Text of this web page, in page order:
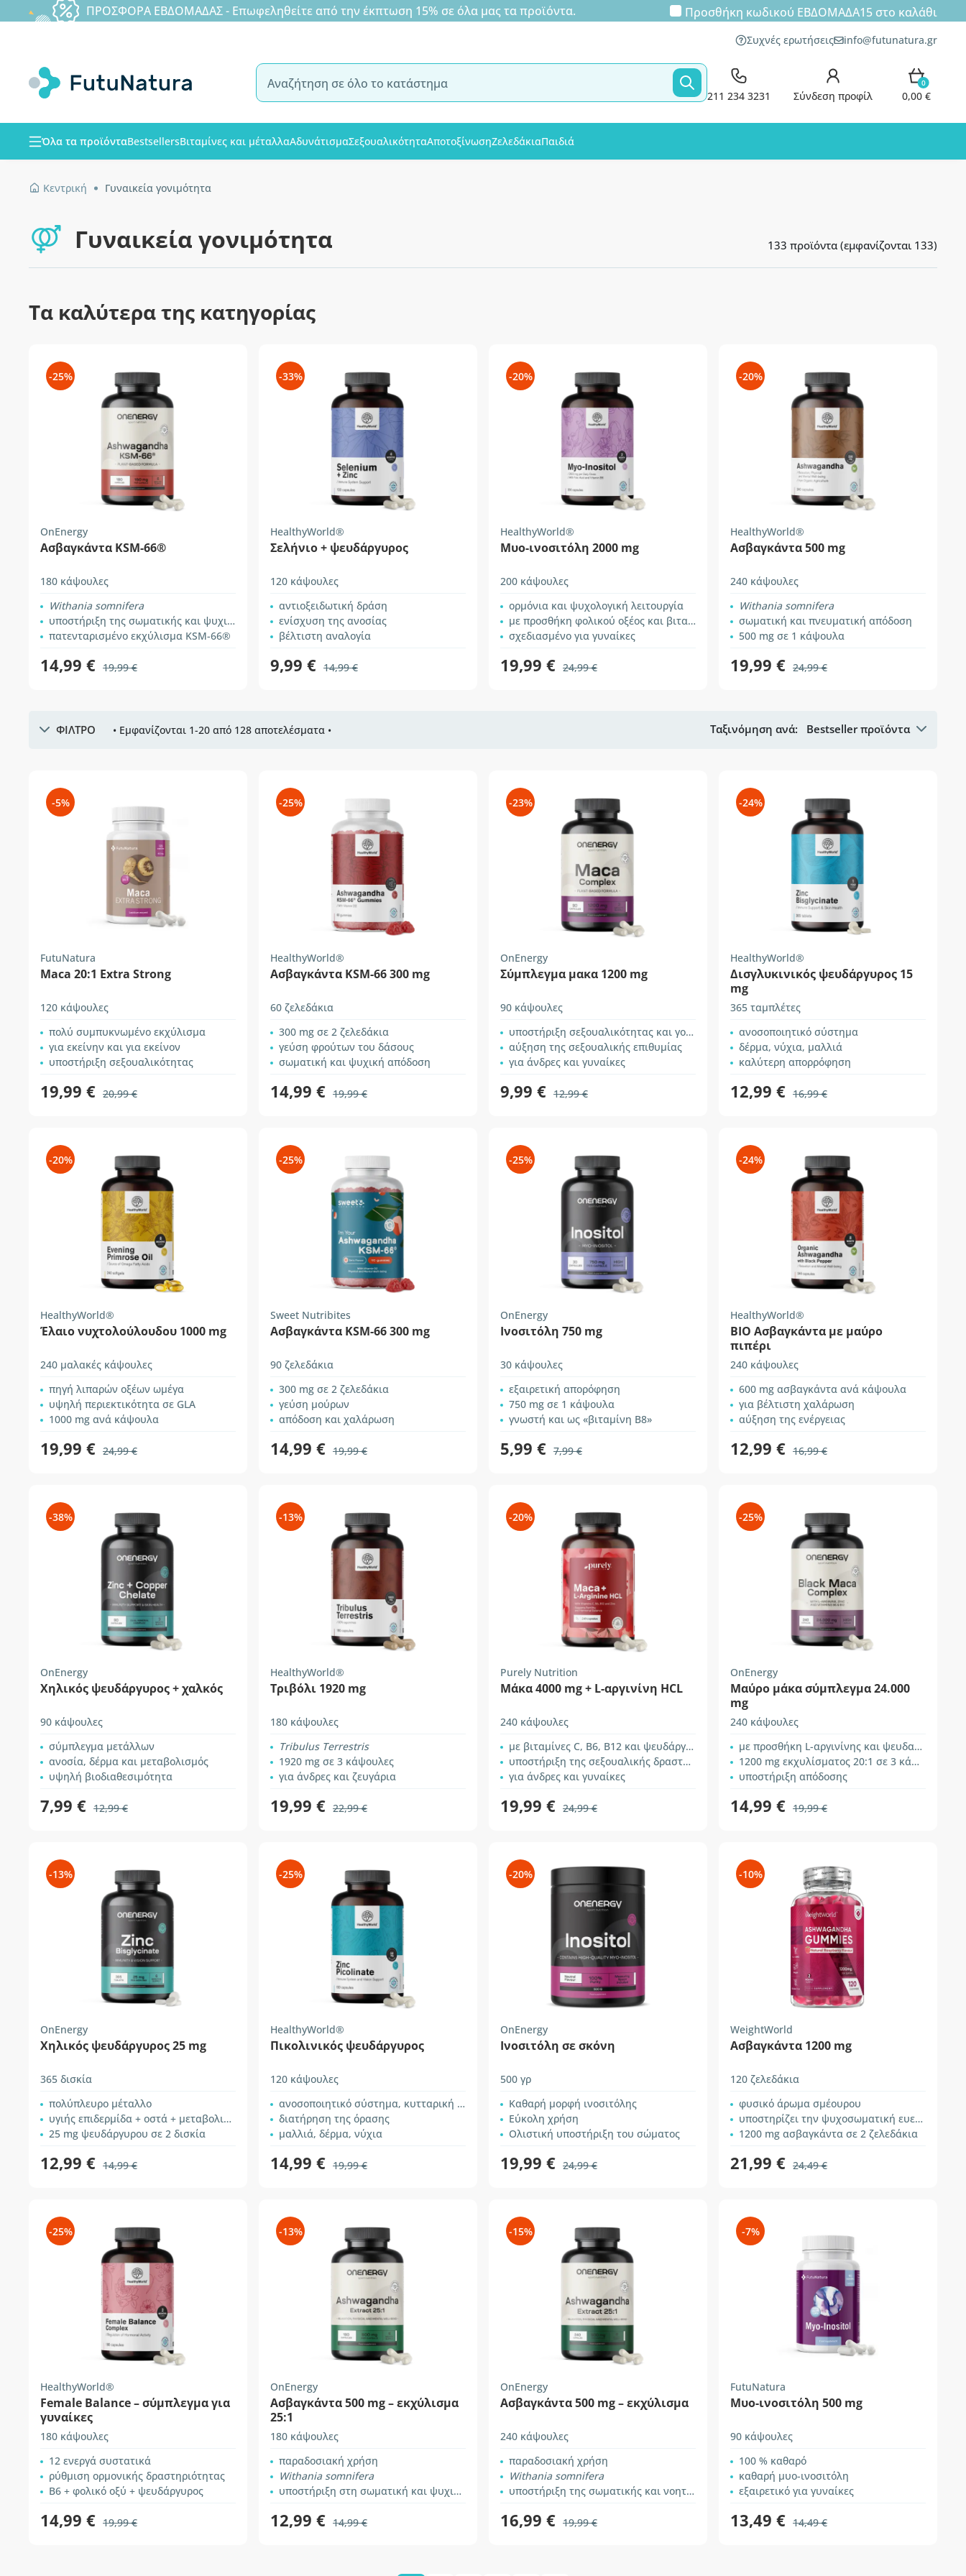
ΠΡΟΣΦΟΡΑ ΕΒΔΟΜΑΔΑΣ - Επωφεληθείτε από την έκπτωση 15% σε όλα μας τα προϊόντα. Προσθήκη κωδικού ΕΒΔΟΜΑΔΑ15στο καλάθι
Συχνές ερωτήσεις info@futunatura.gr
211 234 3231 Σύνδεση προφίλ
0
0,00 €
Όλα τα προϊόνταBestsellersΒιταμίνες και μέταλλαΑδυνάτισμαΣεξουαλικότηταΑποτοξίνωσηΖελεδάκιαΠαιδιά
Κεντρική Γυναικεία γονιμότητα
Γυναικεία γονιμότητα 133 προϊόντα (εμφανίζονται 133)
Τα καλύτερα της κατηγορίας
-25%
OnEnergy
Ασβαγκάντα KSM-66®
180 κάψουλες
Withania somnifera
υποστήριξη της σωματικής και ψυχικής απόδοσης
πατενταρισμένο εκχύλισμα KSM-66®
14,99 € 19,99 €
-33%
HealthyWorld®
Σελήνιο + ψευδάργυρος
120 κάψουλες
αντιοξειδωτική δράση
ενίσχυση της ανοσίας
βέλτιστη αναλογία
9,99 € 14,99 €
-20%
HealthyWorld®
Mυο-ινοσιτόλη 2000 mg
200 κάψουλες
ορμόνια και ψυχολογική λειτουργία
με προσθήκη φολικού οξέος και βιταμίνης Β6
σχεδιασμένο για γυναίκες
19,99 € 24,99 €
-20%
HealthyWorld®
Ασβαγκάντα 500 mg
240 κάψουλες
Withania somnifera
σωματική και πνευματική απόδοση
500 mg σε 1 κάψουλα
19,99 € 24,99 €
ΦΙΛΤΡΟ • Εμφανίζονται 1-20 από 128 αποτελέσματα • Ταξινόμηση ανά: Bestseller προϊόντα
-5%
FutuNatura
Maca 20:1 Extra Strong
120 κάψουλες
πολύ συμπυκνωμένο εκχύλισμα
για εκείνην και για εκείνον
υποστήριξη σεξουαλικότητας
19,99 € 20,99 €
-25%
HealthyWorld®
Ασβαγκάντα KSM-66 300 mg
60 ζελεδάκια
300 mg σε 2 ζελεδάκια
γεύση φρούτων του δάσους
σωματική και ψυχική απόδοση
14,99 € 19,99 €
-23%
OnEnergy
Σύμπλεγμα μακα 1200 mg
90 κάψουλες
υποστήριξη σεξουαλικότητας και γονιμότητας
αύξηση της σεξουαλικής επιθυμίας
για άνδρες και γυναίκες
9,99 € 12,99 €
-24%
HealthyWorld®
Δισγλυκινικός ψευδάργυρος 15
mg
365 ταμπλέτες
ανοσοποιητικό σύστημα
δέρμα, νύχια, μαλλιά
καλύτερη απορρόφηση
12,99 € 16,99 €
-20%
HealthyWorld®
Έλαιο νυχτολούλουδου 1000 mg
240 μαλακές κάψουλες
πηγή λιπαρών οξέων ωμέγα
υψηλή περιεκτικότητα σε GLA
1000 mg ανά κάψουλα
19,99 € 24,99 €
-25%
Sweet Nutribites
Ασβαγκάντα KSM-66 300 mg
90 ζελεδάκια
300 mg σε 2 ζελεδάκια
γεύση μούρων
απόδοση και χαλάρωση
14,99 € 19,99 €
-25%
OnEnergy
Ινοσιτόλη 750 mg
30 κάψουλες
εξαιρετική απορόφηση
750 mg σε 1 κάψουλα
γνωστή και ως «βιταμίνη B8»
5,99 € 7,99 €
-24%
HealthyWorld®
BIO Ασβαγκάντα με μαύρο
πιπέρι
240 κάψουλες
600 mg ασβαγκάντα ανά κάψουλα
για βέλτιστη χαλάρωση
αύξηση της ενέργειας
12,99 € 16,99 €
-38%
OnEnergy
Χηλικός ψευδάργυρος + χαλκός
90 κάψουλες
σύμπλεγμα μετάλλων
ανοσία, δέρμα και μεταβολισμός
υψηλή βιοδιαθεσιμότητα
7,99 € 12,99 €
-13%
HealthyWorld®
Τριβόλι 1920 mg
180 κάψουλες
Tribulus Terrestris
1920 mg σε 3 κάψουλες
για άνδρες και ζευγάρια
19,99 € 22,99 €
-20%
Purely Nutrition
Μάκα 4000 mg + L-αργινίνη HCL
240 κάψουλες
με βιταμίνες C, B6, B12 και ψευδάργυρο
υποστήριξη της σεξουαλικής δραστηριότητας και γονιμότητας
για άνδρες και γυναίκες
19,99 € 24,99 €
-25%
OnEnergy
Μαύρο μάκα σύμπλεγμα 24.000
mg
240 κάψουλες
με προσθήκη L-αργινίνης και ψευδαργύρου
1200 mg εκχυλίσματος 20:1 σε 3 κάψουλες
υποστήριξη απόδοσης
14,99 € 19,99 €
-13%
OnEnergy
Χηλικός ψευδάργυρος 25 mg
365 δισκία
πολύπλευρο μέταλλο
υγιής επιδερμίδα + οστά + μεταβολισμός μακροθρεπτικών
25 mg ψευδάργυρου σε 2 δισκία
12,99 € 14,99 €
-25%
HealthyWorld®
Πικολινικός ψευδάργυρος
120 κάψουλες
ανοσοποιητικό σύστημα, κυτταρική προστασία
διατήρηση της όρασης
μαλλιά, δέρμα, νύχια
14,99 € 19,99 €
-20%
OnEnergy
Ινοσιτόλη σε σκόνη
500 γρ
Καθαρή μορφή ινοσιτόλης
Εύκολη χρήση
Ολιστική υποστήριξη του σώματος
19,99 € 24,99 €
-10%
WeightWorld
Ασβαγκάντα 1200 mg
120 ζελεδάκια
φυσικό άρωμα σμέουρου
υποστηρίζει την ψυχοσωματική ευεξία
1200 mg ασβαγκάντα σε 2 ζελεδάκια
21,99 € 24,49 €
-25%
HealthyWorld®
Female Balance – σύμπλεγμα για
γυναίκες
180 κάψουλες
12 ενεργά συστατικά
ρύθμιση ορμονικής δραστηριότητας
Β6 + φολικό οξύ + ψευδάργυρος
14,99 € 19,99 €
-13%
OnEnergy
Ασβαγκάντα 500 mg – εκχύλισμα
25:1
180 κάψουλες
παραδοσιακή χρήση
Withania somnifera
υποστήριξη στη σωματική και ψυχική απόδοση
12,99 € 14,99 €
-15%
OnEnergy
Ασβαγκάντα 500 mg – εκχύλισμα
240 κάψουλες
παραδοσιακή χρήση
Withania somnifera
υποστήριξη της σωματικής και νοητικής απόδοσης
16,99 € 19,99 €
-7%
FutuNatura
Μυο-ινοσιτόλη 500 mg
90 κάψουλες
100 % καθαρό
καθαρή μυο-ινοσιτόλη
εξαιρετικό για γυναίκες
13,49 € 14,49 €